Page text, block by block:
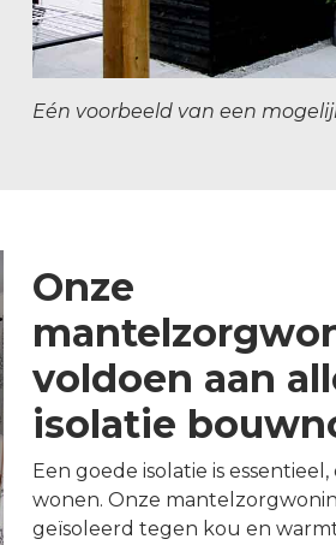
Eén voorbeeld van een
Onze
voldoen aan
isolatie
Een goede isolatie is
wonen. Onze
geïsoleerd tegen kou en